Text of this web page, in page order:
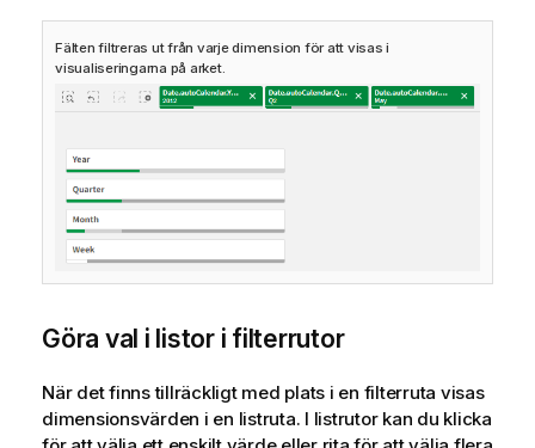
Fälten filtreras ut från varje dimension för att visas i
visualiseringarna på arket.
Göra val i listor i filterrutor
När det finns tillräckligt med plats i en filterruta visas
dimensionsvärden i en listruta. I listrutor kan du klicka